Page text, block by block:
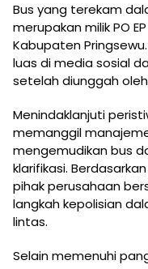
Bus yang terekam
merupakan milik PO
Kabupaten
luas di media sosial
setelah diunggah
Menindaklanjuti
memanggil
mengemudikan bus
klarifikasi.
pihak perusahaan
langkah kepolisian
lintas.
Selain memenuhi